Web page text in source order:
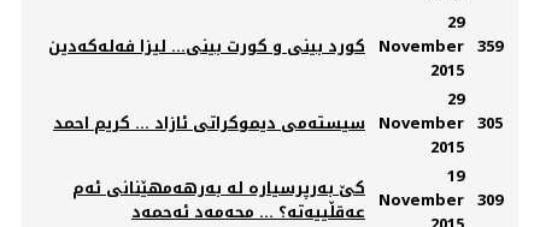
كورد بینی و كورت بینی... لیزا فه‌له‌كه‌دین
29
November
2015
359
سیسته‌می دیموكراتی ئازاد ... كریم احمد
29
November
2015
305
كێ‌ بەرپرسیارە لە بەرهەمهێنانی ئەم
عەقڵییەتە؟ ... محەمەد ئەحمەد
19
November 309